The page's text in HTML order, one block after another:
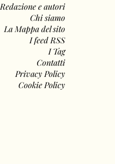
Redazione e autori
Chi siamo
La Mappa del sito
I feed RSS
I Tag
Contatti
Privacy Policy
Cookie Policy